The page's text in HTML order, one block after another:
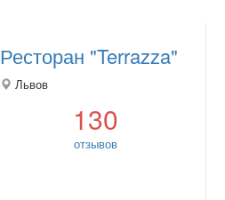
Ресторан "Terrazza"
Львов
130
отзывов